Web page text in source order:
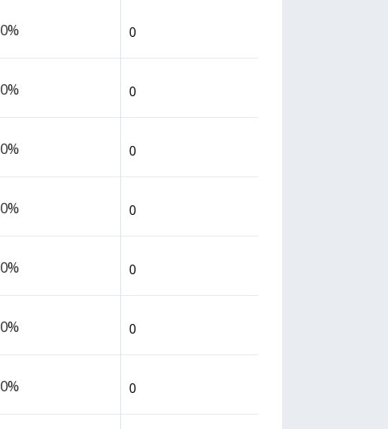
0% 0
0% 0
0% 0
0% 0
0% 0
0% 0
0% 0